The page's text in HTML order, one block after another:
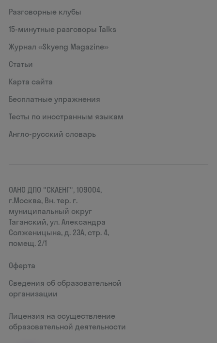
Разговорные клубы
15‑минутные разговоры Talks
Журнал «Skyeng Magazine»
Статьи
Карта сайта
Бесплатные упражнения
Тесты по иностранным языкам
Англо-русский словарь
ОАНО ДПО "СКАЕНГ", 109004,
г.Москва, Вн. тер. г.
муниципальный округ
Таганский, ул. Александра
Солженицына, д. 23А, стр. 4,
помещ. 2/1
Оферта
Сведения об образовательной
организации
Лицензия на осуществление
образовательной деятельности